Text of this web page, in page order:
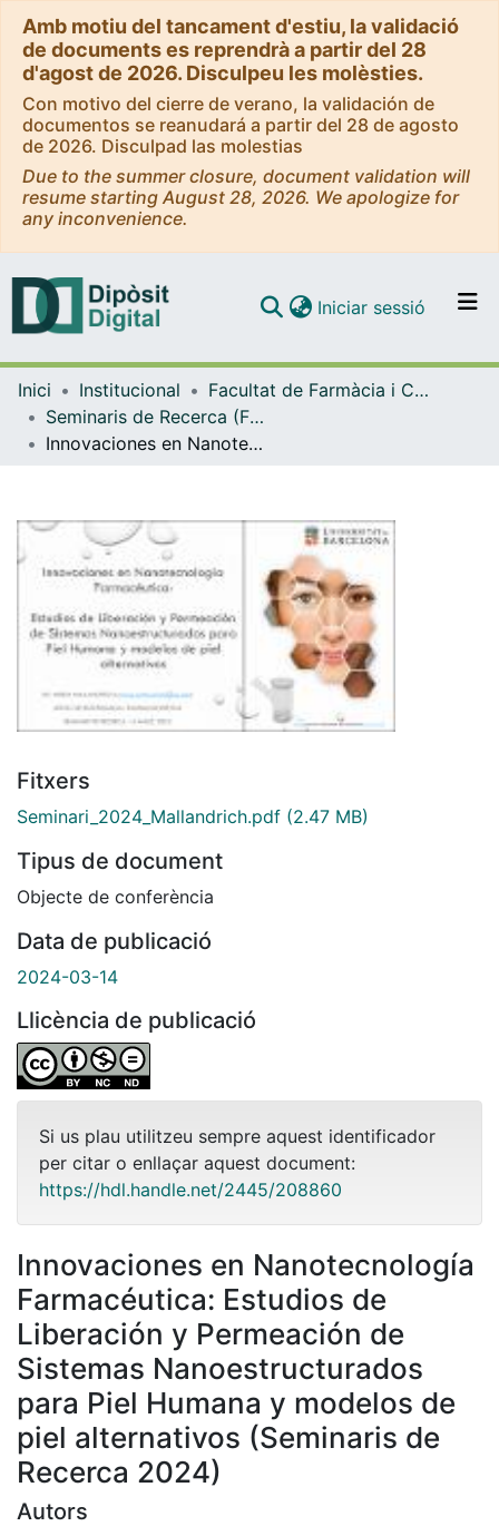
Amb motiu del tancament d'estiu, la validació
de documents es reprendrà a partir del 28
d'agost de 2026. Disculpeu les molèsties.
Con motivo del cierre de verano, la validación de
documentos se reanudará a partir del 28 de agosto
de 2026. Disculpad las molestias
Due to the summer closure, document validation will
resume starting August 28, 2026. We apologize for
any inconvenience.
Navega per tot el DD
Com publicar
Iniciar sessió (current)
Inici Institucional
Facultat de Farmàcia i Ciències de l'Alimentació
Seminaris de Recerca (Facultat de Farmàcia i Ciències de l'Alimentació)
Innovaciones en Nanotecnología Farmacéutica: Estudios de Liberación y Permeación de Sistemas Nanoestructurados para Piel Humana y modelos de piel alternativos (Seminaris de Recerca 2024)
Fitxers
Seminari_2024_Mallandrich.pdf (2.47 MB)
Tipus de document
Objecte de conferència
Data de publicació
2024-03-14
Llicència de publicació
Si us plau utilitzeu sempre aquest identificador
per citar o enllaçar aquest document:
https://hdl.handle.net/2445/208860
Innovaciones en Nanotecnología
Farmacéutica: Estudios de
Liberación y Permeación de
Sistemas Nanoestructurados
para Piel Humana y modelos de
piel alternativos (Seminaris de
Recerca 2024)
Autors